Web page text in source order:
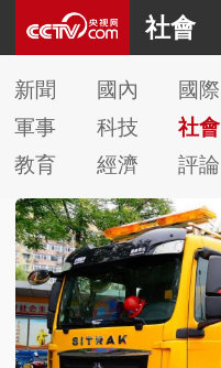
社會
新聞 國內 國際
軍事
科技 社會
教育
經濟 評論